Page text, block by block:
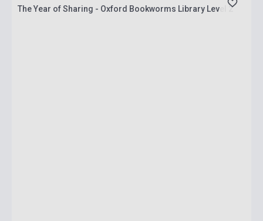
The Year of Sharing - Oxford Bookworms Library Level 2